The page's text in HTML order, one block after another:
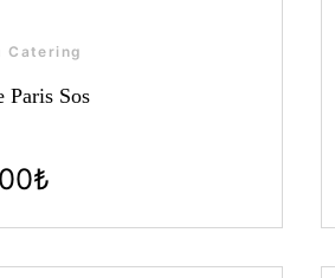
Catering
Paris Sos